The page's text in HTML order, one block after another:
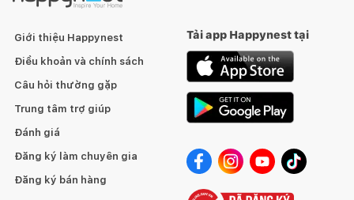
Giới thiệu Happynest
Điều khoản và chính sách
Câu hỏi thường gặp
Trung tâm trợ giúp
Đánh giá
Đăng ký làm chuyên gia
Đăng ký bán hàng
Tải app Happynest tại